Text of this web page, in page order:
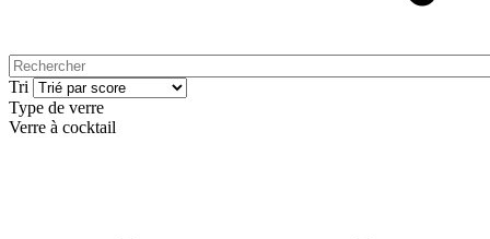
Tri
Type de verre
Verre à cocktail